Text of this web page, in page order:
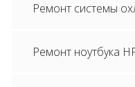
Ремонт системы
Ремонт ноутбука